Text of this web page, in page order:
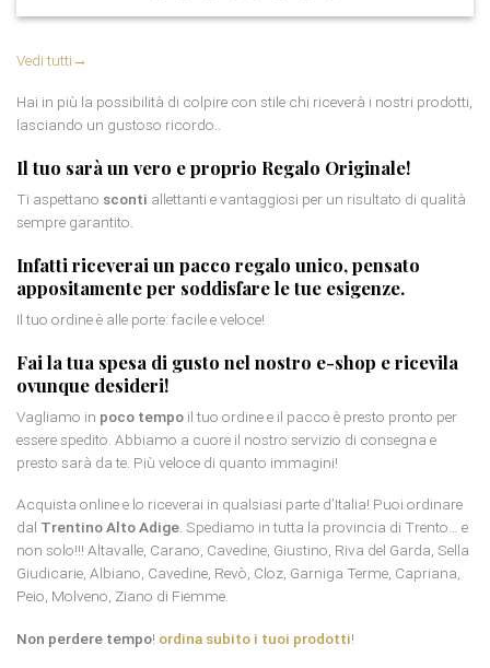
Vedi tutti→
Hai in più la possibilità di colpire con stile chi riceverà i nostri prodotti,
lasciando un gustoso ricordo..
Il tuo sarà un vero e proprio Regalo Originale!
Ti aspettano sconti allettanti e vantaggiosi per un risultato di qualità
sempre garantito.
Infatti riceverai un pacco regalo unico, pensato
appositamente per soddisfare le tue esigenze.
Il tuo ordine è alle porte: facile e veloce!
Fai la tua spesa di gusto nel nostro e-shop e ricevila
ovunque desideri!
Vagliamo in poco tempo il tuo ordine e il pacco è presto pronto per
essere spedito. Abbiamo a cuore il nostro servizio di consegna e
presto sarà da te. Più veloce di quanto immagini!
Acquista online e lo riceverai in qualsiasi parte d’Italia! Puoi ordinare
dal Trentino Alto Adige. Spediamo in tutta la provincia di Trento… e
non solo!!! Altavalle, Carano, Cavedine, Giustino, Riva del Garda, Sella
Giudicarie, Albiano, Cavedine, Revò, Cloz, Garniga Terme, Capriana,
Peio, Molveno, Ziano di Fiemme.
Non perdere tempo! ordina subito i tuoi prodotti!